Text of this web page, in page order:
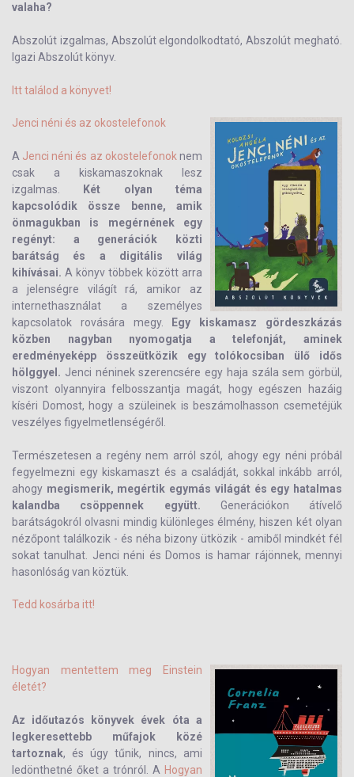
valaha?
Abszolút izgalmas, Abszolút elgondolkodtató, Abszolút megható.
Igazi Abszolút könyv.
Itt találod a könyvet!
Jenci néni és az okostelefonok
A Jenci néni és az okostelefonok nem
csak a kiskamaszoknak lesz
izgalmas.
Két olyan téma
kapcsolódik össze benne, amik
önmagukban is megérnének egy
regényt: a generációk közti
barátság és a digitális világ
kihívásai. A könyv többek között arra
a jelenségre világít rá, amikor az
internethasználat a személyes
kapcsolatok rovására megy.
Egy kiskamasz gördeszkázás
közben nagyban nyomogatja a telefonját, aminek
eredményeképp összeütközik egy tolókocsiban ülő idős
hölggyel. Jenci néninek szerencsére egy haja szála sem görbül,
viszont olyannyira felbosszantja magát, hogy egészen hazáig
kíséri Domost, hogy a szüleinek is beszámolhasson csemetéjük
veszélyes figyelmetlenségéről.
Természetesen a regény nem arról szól, ahogy egy néni próbál
fegyelmezni egy kiskamaszt és a családját, sokkal inkább arról,
ahogy megismerik, megértik egymás világát és egy hatalmas
kalandba csöppennek együtt. Generációkon átívelő
barátságokról olvasni mindig különleges élmény, hiszen két olyan
nézőpont találkozik - és néha bizony ütközik - amiből mindkét fél
sokat tanulhat. Jenci néni és Domos is hamar rájönnek, mennyi
hasonlóság van köztük.
Tedd kosárba itt!
Hogyan mentettem meg Einstein
életét?
Az időutazós könyvek évek óta a
legkeresettebb műfajok közé
tartoznak, és úgy tűnik, nincs, ami
ledönthetné őket a trónról. A Hogyan